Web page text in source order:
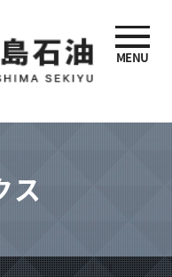
MENU
ス